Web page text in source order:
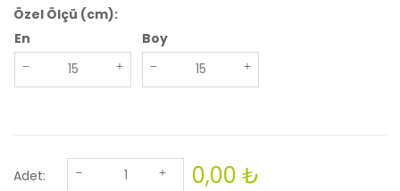
Özel Ölçü (cm):
En
Boy
Adet: 0,00 ₺